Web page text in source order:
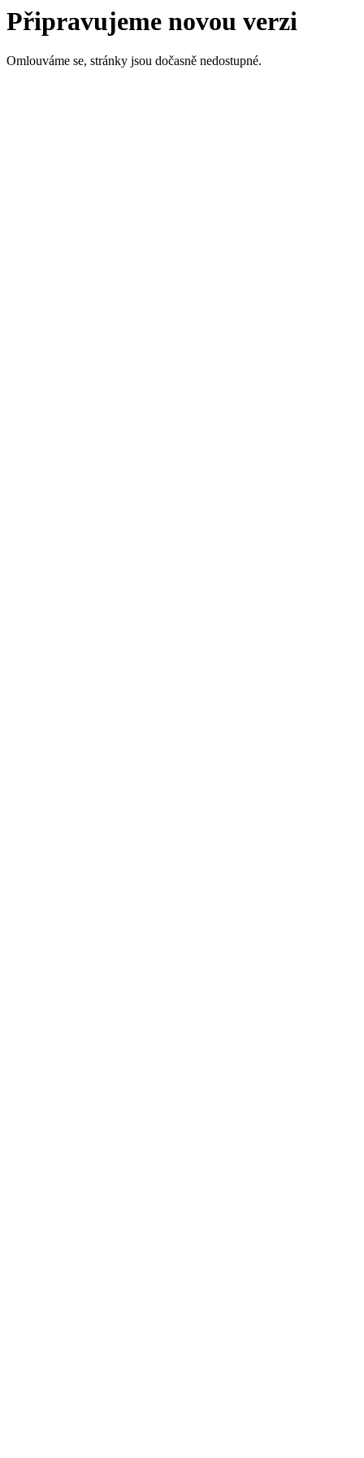
Připravujeme novou verzi
Omlouváme se, stránky jsou dočasně nedostupné.